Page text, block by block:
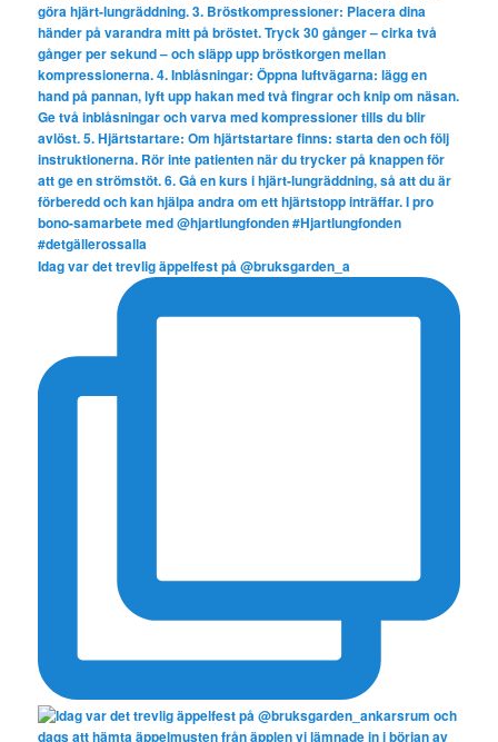
Idag var det trevlig äppelfest på @bruksgarden_a